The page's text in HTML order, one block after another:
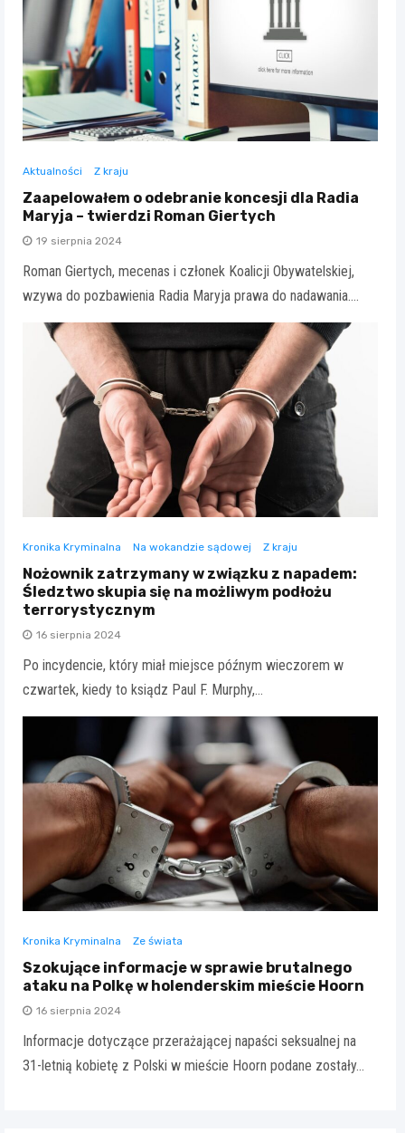
Aktualności Z kraju
Zaapelowałem o odebranie koncesji dla Radia
Maryja – twierdzi Roman Giertych
19 sierpnia 2024
Roman Giertych, mecenas i członek Koalicji Obywatelskiej,
wzywa do pozbawienia Radia Maryja prawa do nadawania.…
Kronika Kryminalna Na wokandzie sądowej Z kraju
Nożownik zatrzymany w związku z napadem:
Śledztwo skupia się na możliwym podłożu
terrorystycznym
16 sierpnia 2024
Po incydencie, który miał miejsce późnym wieczorem w
czwartek, kiedy to ksiądz Paul F. Murphy,…
Kronika Kryminalna Ze świata
Szokujące informacje w sprawie brutalnego
ataku na Polkę w holenderskim mieście Hoorn
16 sierpnia 2024
Informacje dotyczące przerażającej napaści seksualnej na
31-letnią kobietę z Polski w mieście Hoorn podane zostały…